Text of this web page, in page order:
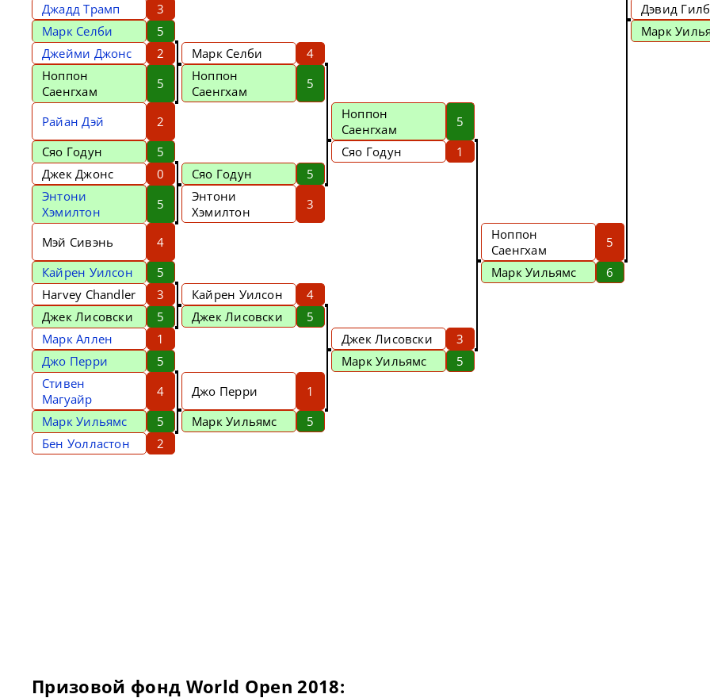
Джадд Трамп
3 Дэвид
Марк Селби
5 Марк
Джейми Джонс
2 Марк Селби
4
Ноппон
Саенгхам
5
Ноппон
Саенгхам
5
Райан Дэй 2
Ноппон
Саенгхам
5
Сяо Годун
5 Сяо Годун
1
Джек Джонс
0 Сяо Годун
5
Энтони
Хэмилтон
5
Энтони
Хэмилтон
3
Мэй Сивэнь 4
Ноппон
Саенгхам
5
Кайрен Уилсон
5 Марк Уильямс
6
Harvey Chandler
3 Кайрен Уилсон
4
Джек Лисовски
5 Джек Лисовски
5
Марк Аллен
1 Джек Лисовски
3
Джо Перри
5 Марк Уильямс
5
Стивен
Магуайр
4 Джо Перри
1
Марк Уильямс
5 Марк Уильямс
5
Бен Уолластон
2
Призовой фонд World Open 2018: